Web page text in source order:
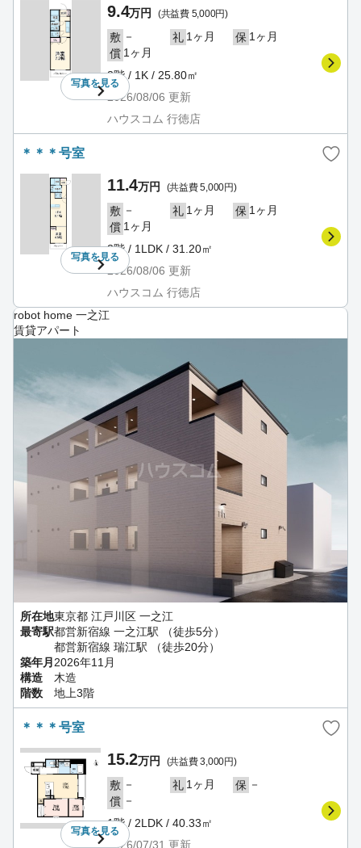
写真を見る
9.4万円 (共益費 5,000円)
敷 － 礼 1ヶ月 保 1ヶ月
償 1ヶ月
3階 / 1K / 25.80㎡
2026/08/06 更新
ハウスコム 行徳店
＊＊＊号室
写真を見る
11.4万円 (共益費 5,000円)
敷 － 礼 1ヶ月 保 1ヶ月
償 1ヶ月
3階 / 1LDK / 31.20㎡
2026/08/06 更新
ハウスコム 行徳店
robot home 一之江
賃貸アパート
所在地東京都 江戸川区 一之江
最寄駅都営新宿線 一之江駅 （徒歩5分）
都営新宿線 瑞江駅 （徒歩20分）
築年月 2026年11月
構造
木造
階数
地上3階
＊＊＊号室
写真を見る
15.2万円 (共益費 3,000円)
敷 － 礼 1ヶ月 保 －
償 －
1階 / 2LDK / 40.33㎡
2026/07/31 更新